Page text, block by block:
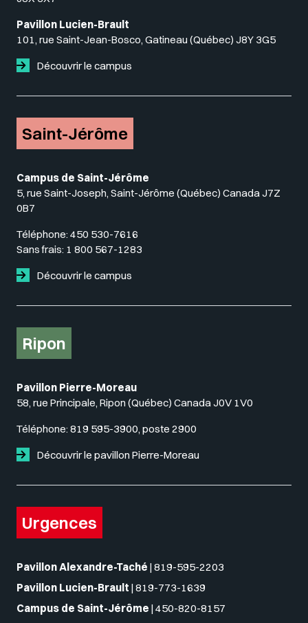
Pavillon Lucien-Brault
101, rue Saint-Jean-Bosco, Gatineau (Québec) J8Y 3G5
Découvrir le campus
Saint-Jérôme
Campus de Saint-Jérôme
5, rue Saint-Joseph, Saint-Jérôme (Québec) Canada J7Z
0B7
Téléphone: 450 530-7616
Sans frais: 1 800 567-1283
Découvrir le campus
Ripon
Pavillon Pierre-Moreau
58, rue Principale, Ripon (Québec) Canada J0V 1V0
Téléphone: 819 595-3900, poste 2900
Découvrir le pavillon Pierre-Moreau
Urgences
Pavillon Alexandre-Taché | 819-595-2203
Pavillon Lucien-Brault | 819-773-1639
Campus de Saint-Jérôme | 450-820-8157